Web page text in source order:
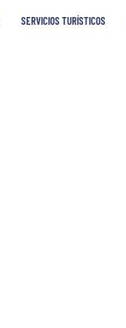
SERVICIOS TURÍSTICOS